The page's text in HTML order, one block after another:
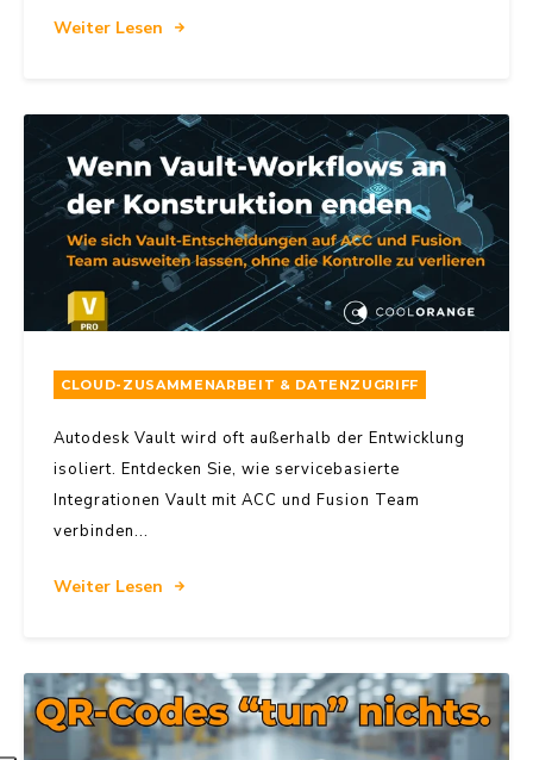
Weiter Lesen
CLOUD-ZUSAMMENARBEIT & DATENZUGRIFF
Autodesk Vault wird oft außerhalb der Entwicklung
isoliert. Entdecken Sie, wie servicebasierte
Integrationen Vault mit ACC und Fusion Team
verbinden...
Weiter Lesen